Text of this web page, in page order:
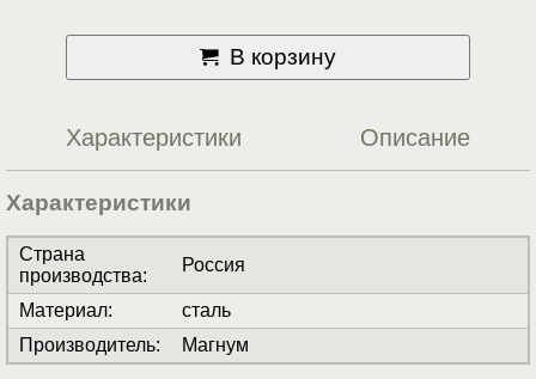
В корзину
Характеристики Описание
Характеристики
Страна
производства:
Россия
Материал:
сталь
Производитель: Магнум